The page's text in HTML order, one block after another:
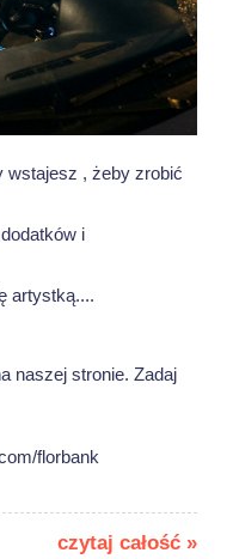
wstajesz , żeby zrobić
i
artystką....
naszej stronie. Zadaj
florbank
czytaj całość »